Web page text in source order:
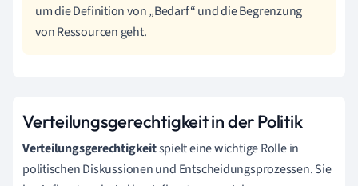
um die Definition von „Bedarf“ und die Begrenzung
von Ressourcen geht.
Verteilungsgerechtigkeit in der Politik
Verteilungsgerechtigkeitspielt eine wichtige Rolle in
politischen Diskussionen und Entscheidungsprozessen. Sie